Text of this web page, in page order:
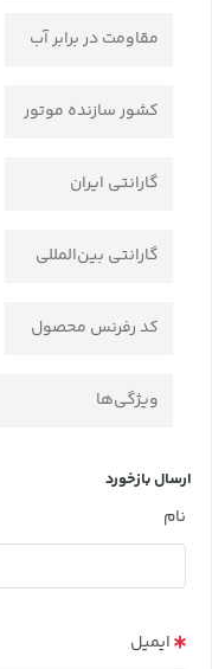
مقاومت در برابر آب
کشور سازنده موتور
گارانتی ایران
گارانتی بین‌المللی
کد رفرنس محصول
ویژگی‌ها
ارسال بازخورد
نام
ایمیل